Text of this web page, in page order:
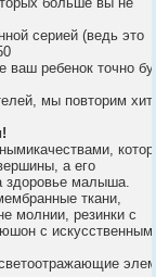
серией (ведь это
ваш ребенок точно
мы повторим
а его
здоровье малыша.
ткани,
молнии, резинки с
с искусственным